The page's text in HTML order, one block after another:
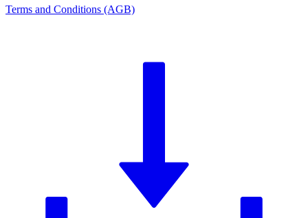
Terms and Conditions (AGB)